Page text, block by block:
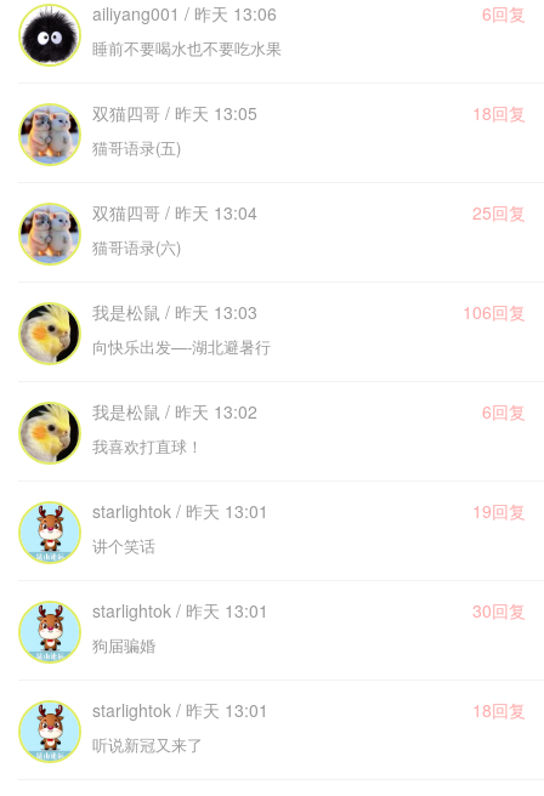
ailiyang001 / 昨天 13:06 6回复
睡前不要喝水也不要吃水果
双猫四哥 / 昨天 13:05 18回复
猫哥语录(五)
双猫四哥 / 昨天 13:04 25回复
猫哥语录(六)
我是松鼠 / 昨天 13:03 106回复
向快乐出发—-湖北避暑行
我是松鼠 / 昨天 13:02 6回复
我喜欢打直球！
starlightok / 昨天 13:01 19回复
讲个笑话
starlightok / 昨天 13:01 30回复
狗届骗婚
starlightok / 昨天 13:01 18回复
听说新冠又来了